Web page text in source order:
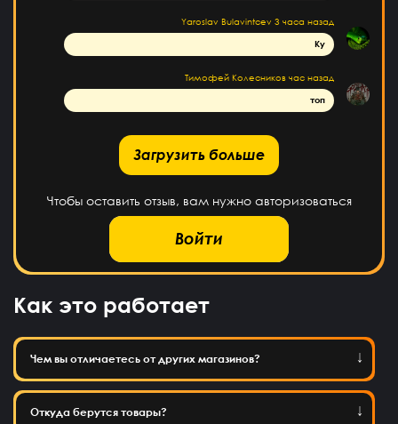
Yaroslav Bulavintcev 3 часа назад
Ку
Тимофей Колесников час назад
топ
Загрузить больше
Чтобы оставить отзыв, вам нужно авторизоваться
Войти
Как это работает
Чем вы отличаетесь от других магазинов?
Откуда берутся товары?